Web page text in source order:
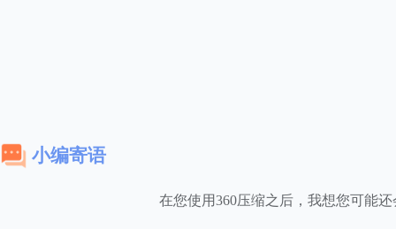
小编寄语
在您使用360压缩之后，我想您可能